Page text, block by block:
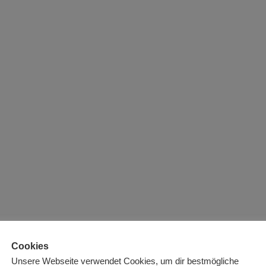
Cookies
Unsere Webseite verwendet Cookies, um dir bestmögliche